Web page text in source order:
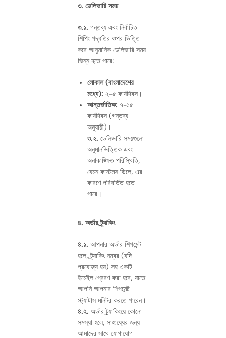
৩. ডেলিভারি সময়
৩.১. গন্তব্য এবং নির্বাচিত
শিপিং পদ্ধতির ওপর ভিত্তি
করে আনুমানিক ডেলিভারি সময়
ভিন্ন হতে পারে:
লোকাল (বাংলাদেশের
মধ্যে): ২-৫ কার্যদিবস।
আন্তর্জাতিক: ৭-১৫
কার্যদিবস (গন্তব্য
অনুযায়ী)।
৩.২. ডেলিভারি সময়গুলো
অনুমানভিত্তিক এবং
অনাকাঙ্ক্ষিত পরিস্থিতি,
যেমন কাস্টমস ডিলে, এর
কারণে পরিবর্তিত হতে
পারে।
৪. অর্ডার ট্র্যাকিং
৪.১. আপনার অর্ডার শিপমেন্ট
হলে, ট্র্যাকিং নম্বর (যদি
প্রযোজ্য হয়) সহ একটি
ইমেইল প্রেরণ করা হবে, যাতে
আপনি আপনার শিপমেন্ট
স্ট্যাটাস মনিটর করতে পারেন।
৪.২. অর্ডার ট্র্যাকিংয়ে কোনো
সমস্যা হলে, সাহায্যের জন্য
আমাদের সাথে যোগাযোগ